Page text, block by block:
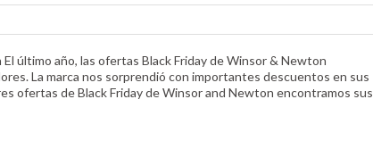
último año, las ofertas Black Friday de Winsor & Newton
La marca nos sorprendió con importantes descuentos en sus
ofertas de Black Friday de Winsor and Newton encontramos sus